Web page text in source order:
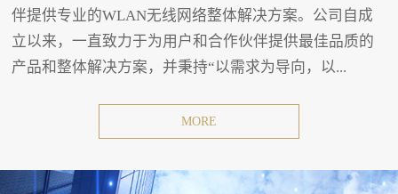
伴提供专业的WLAN无线网络整体解决方案。公司自成
立以来，一直致力于为用户和合作伙伴提供最佳品质的
产品和整体解决方案，并秉持“以需求为导向，以...
MORE